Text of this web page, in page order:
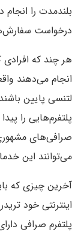
بلندمدت را
درخواست
هر چند که افرادی
انجام می‌دهند
لتنسی پایین
پلتفرم‌هایی را
صرافی‌های
می‌توانند این
آخرین چیزی که
اینترنتی خود
پلتفرم صرافی